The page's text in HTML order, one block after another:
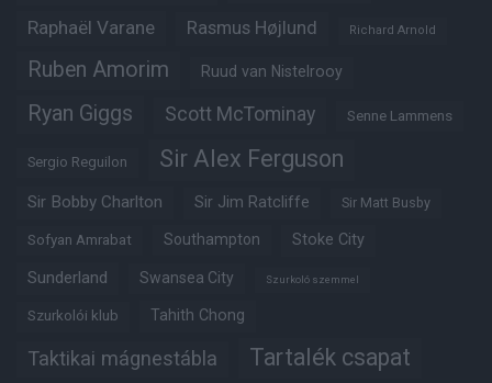
Raphaël Varane Rasmus Højlund Richard Arnold
Ruben Amorim Ruud van Nistelrooy
Ryan Giggs Scott McTominay Senne Lammens
Sergio Reguilon Sir Alex Ferguson
Sir Bobby Charlton Sir Jim Ratcliffe Sir Matt Busby
Sofyan Amrabat Southampton Stoke City
Sunderland Swansea City Szurkoló szemmel
Szurkolói klub Tahith Chong
Taktikai mágnestábla Tartalék csapat